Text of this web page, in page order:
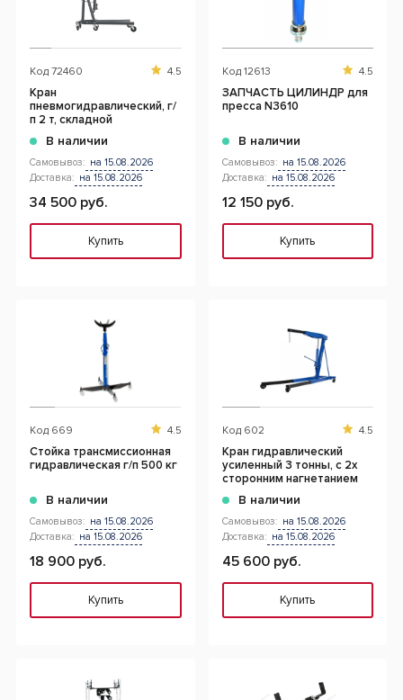
Код 72460 4.5
Кран
пневмогидравлический, г/
п 2 т, складной
В наличии
Самовывоз: на 15.08.2026
Доставка: на 15.08.2026
34 500 руб.
Купить
Код 12613 4.5
ЗАПЧАСТЬ ЦИЛИНДР для
пресса N3610
В наличии
Самовывоз: на 15.08.2026
Доставка: на 15.08.2026
12 150 руб.
Купить
Код 669 4.5
Cтойка трансмиссионная
гидравлическая г/п 500 кг
В наличии
Самовывоз: на 15.08.2026
Доставка: на 15.08.2026
18 900 руб.
Купить
Код 602 4.5
Кран гидравлический
усиленный 3 тонны, с 2х
сторонним нагнетанием
В наличии
Самовывоз: на 15.08.2026
Доставка: на 15.08.2026
45 600 руб.
Купить